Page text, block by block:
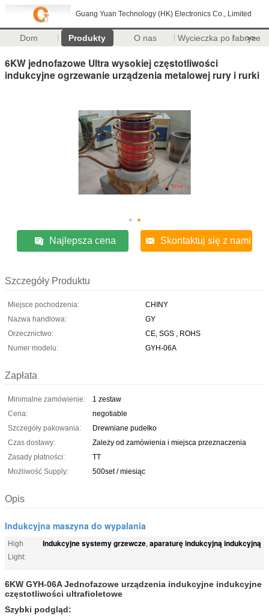
Guang Yuan Technology (HK) Electronics Co., Limited
Dom Produkty O nas Wycieczka po fabryce
>>
6KW jednofazowe Ultra wysokiej częstotliwości
indukcyjne ogrzewanie urządzenia metalowej rury i rurki
Najlepsza cena Skontaktuj się z nami
Szczegóły Produktu
Miejsce pochodzenia:
CHINY
Nazwa handlowa:
GY
Orzecznictwo:
CE, SGS , ROHS
Numer modelu:
GYH-06A
Zapłata
Minimalne zamówienie:
1 zestaw
Cena:
negotiable
Szczegóły pakowania:
Drewniane pudełko
Czas dostawy:
Zależy od zamówienia i miejsca przeznaczenia
Zasady płatności:
TT
Możliwość Supply:
500set / miesiąc
Opis
Indukcyjna maszyna do wypalania
High
Light:
Indukcyjne systemy grzewcze, aparaturę indukcyjną indukcyjną
6KW GYH-06A Jednofazowe urządzenia indukcyjne indukcyjne
częstotliwości ultrafioletowe
Szybki podgląd: